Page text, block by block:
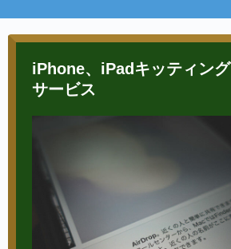
iPhone、iPadキッティン
サービス